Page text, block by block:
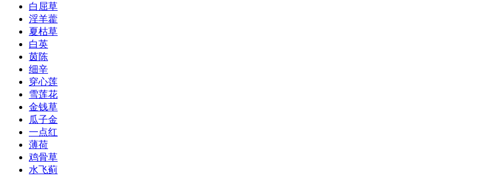
白屈草
淫羊藿
夏枯草
白英
茵陈
细辛
穿心莲
雪莲花
金钱草
瓜子金
一点红
薄荷
鸡骨草
水飞蓟